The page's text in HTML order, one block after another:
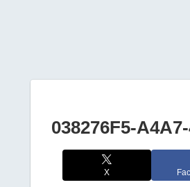
038276F5-
X